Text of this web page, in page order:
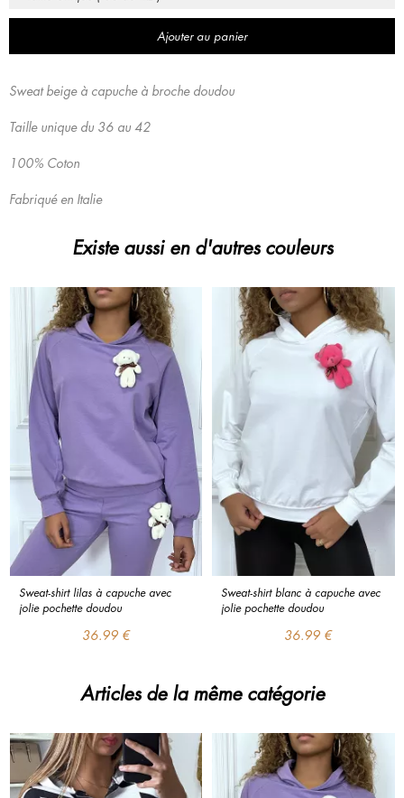
Ajouter au panier
Sweat beige à capuche à broche doudou
Taille unique du 36 au 42
100% Coton
Fabriqué en Italie
Existe aussi en d'autres couleurs
Sweat-shirt lilas à capuche avec
jolie pochette doudou
36.99 €
Sweat-shirt blanc à capuche avec
jolie pochette doudou
36.99 €
Articles de la même catégorie